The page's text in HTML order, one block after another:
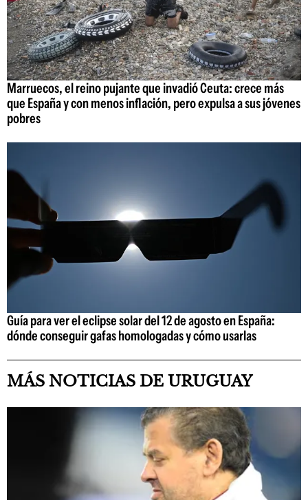
Marruecos, el reino pujante que invadió Ceuta: crece más
que España y con menos inflación, pero expulsa a sus jóvenes
pobres
Guía para ver el eclipse solar del 12 de agosto en España:
dónde conseguir gafas homologadas y cómo usarlas
MÁS NOTICIAS DE URUGUAY